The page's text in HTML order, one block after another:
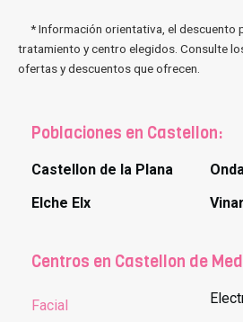
* Información orientativa, el descuento
tratamiento y centro elegidos. Consulte
ofertas y descuentos que ofrecen.
Poblaciones en Castellon:
Castellon de la Plana
Elche Elx
Centros en Castellon de
Facial